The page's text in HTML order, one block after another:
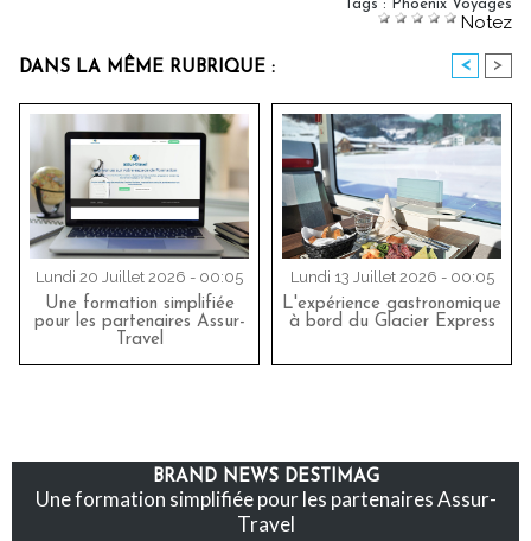
Tags : Phoenix Voyages
Notez
DANS LA MÊME RUBRIQUE : < >
Lundi 20 Juillet 2026 - 00:05
Une formation simplifiée
pour les partenaires Assur-
Travel
Lundi 13 Juillet 2026 - 00:05
L'expérience gastronomique
à bord du Glacier Express
BRAND NEWS DESTIMAG
Une formation simplifiée pour les partenaires Assur-
Travel